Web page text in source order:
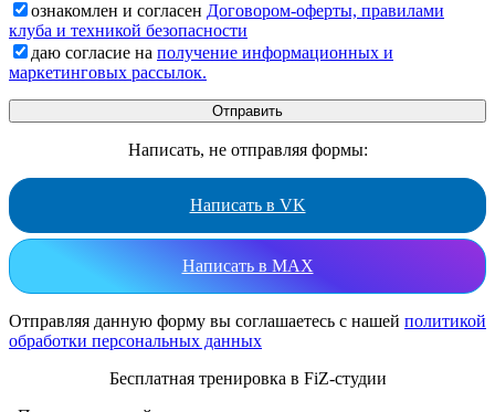
ознакомлен и согласен Договором-оферты, правилами
клуба и техникой безопасности
даю согласие на получение информационных и
маркетинговых рассылок.
Написать, не отправляя формы:
Написать в VK
Написать в MAX
Отправляя данную форму вы соглашаетесь с нашей политикой
обработки персональных данных
Бесплатная тренировка в FiZ-студии